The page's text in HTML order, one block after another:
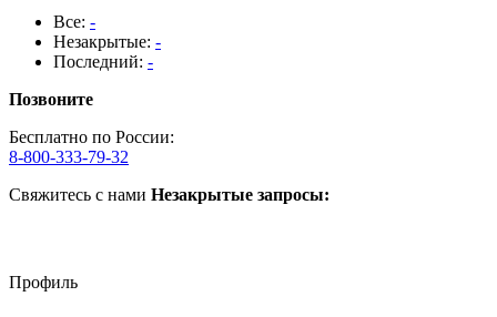
Все: -
Незакрытые: -
Последний: -
Позвоните
Бесплатно по России:
8-800-333-79-32
Свяжитесь с нами Незакрытые запросы:
Профиль